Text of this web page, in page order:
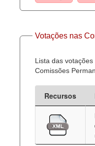
Votações nas
Lista das
Comissões
Recursos